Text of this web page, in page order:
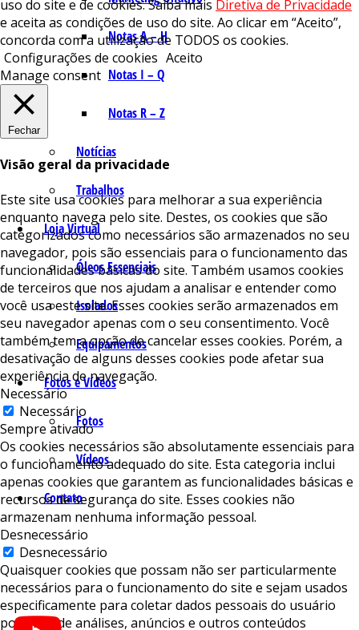
Notas A – H
Notas I – Q
Notas R – Z
Notícias
Trabalhos
Loja Virtual
Óleos Essenciais
Isolados
Equipamentos
Fotos e Vídeos
Fotos
Vídeos
Contato
uso do site e de cookies. Saiba mais Diretiva de Privacidade
e aceita as condições de uso do site. Ao clicar em “Aceito”,
concorda com a utilização de TODOS os cookies.
Configurações de cookies Aceito
Manage consent
Fechar
Visão geral da privacidade
Este site usa cookies para melhorar a sua experiência
enquanto navega pelo site. Destes, os cookies que são
categorizados como necessários são armazenados no seu
navegador, pois são essenciais para o funcionamento das
funcionalidades básicas do site. Também usamos cookies
de terceiros que nos ajudam a analisar e entender como
você usa este site. Esses cookies serão armazenados em
seu navegador apenas com o seu consentimento. Você
também tem a opção de cancelar esses cookies. Porém, a
desativação de alguns desses cookies pode afetar sua
experiência de navegação.
Necessário
Necessário
Sempre ativado
Os cookies necessários são absolutamente essenciais para
o funcionamento adequado do site. Esta categoria inclui
apenas cookies que garantem as funcionalidades básicas e
recursos de segurança do site. Esses cookies não
armazenam nenhuma informação pessoal.
Desnecessário
Desnecessário
Quaisquer cookies que possam não ser particularmente
necessários para o funcionamento do site e sejam usados ​​
especificamente para coletar dados pessoais do usuário
por meio de análises, anúncios e outros conteúdos